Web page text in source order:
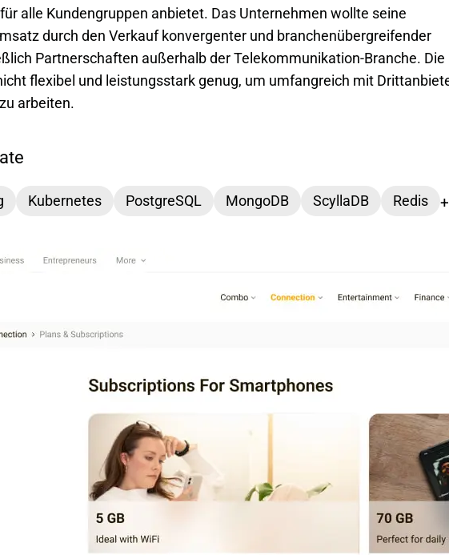
alle Kundengruppen anbietet. Das Unternehmen wollte seine
durch den Verkauf konvergenter und branchenübergreifender
Partnerschaften außerhalb der Telekommunikation-Branche. Die
flexibel und leistungsstark genug, um umfangreich mit
arbeiten.
Kubernetes PostgreSQL MongoDB ScyllaDB Redis